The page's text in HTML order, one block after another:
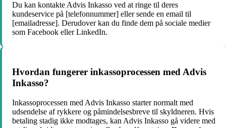
Du kan kontakte Advis Inkasso ved at ringe til deres
kundeservice på [telefonnummer] eller sende en email til
[emailadresse]. Derudover kan du finde dem på sociale medier
som Facebook eller LinkedIn.
Hvordan fungerer inkassoprocessen med Advis
Inkasso?
Inkassoprocessen med Advis Inkasso starter normalt med
udsendelse af rykkere og påmindelsesbreve til skyldneren. Hvis
betaling stadig ikke modtages, kan Advis Inkasso gå videre med